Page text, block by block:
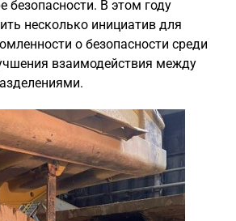
безопасности. В этом году
несколько инициатив для
о безопасности среди
взаимодействия между